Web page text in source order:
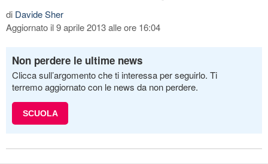
di Davide Sher
Aggiornato il 9 aprile 2013 alle ore 16:04
Non perdere le ultime news
Clicca sull’argomento che ti interessa per seguirlo. Ti
terremo aggiornato con le news da non perdere.
SCUOLA